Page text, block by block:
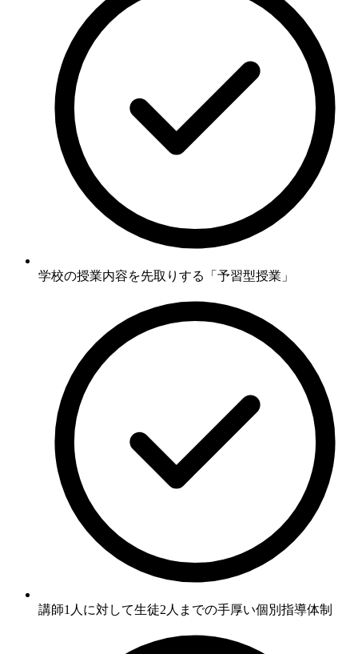
学校の授業内容を先取りする「予習型授業」
講師1人に対して生徒2人までの手厚い個別指導体制